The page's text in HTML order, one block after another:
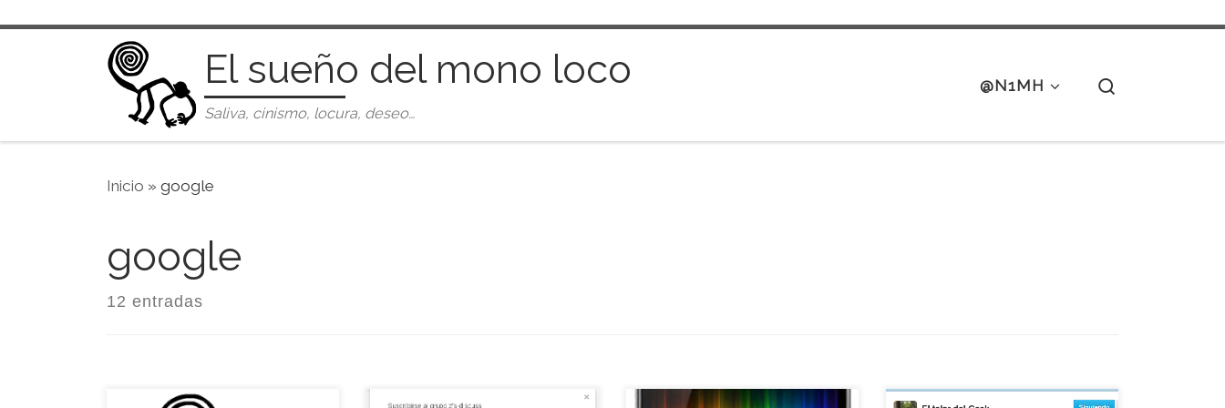
Saltar al contenido
El sueño del mono loco
Saliva, cinismo, locura, deseo…
@N1MH
Inicio » google
google
12 entradas